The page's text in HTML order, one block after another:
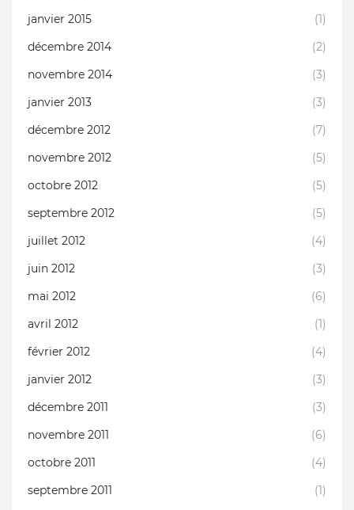
janvier 2015
(1)
décembre 2014
(2)
novembre 2014
(3)
janvier 2013
(3)
décembre 2012
(7)
novembre 2012
(5)
octobre 2012
(5)
septembre 2012
(5)
juillet 2012
(4)
juin 2012
(3)
mai 2012
(6)
avril 2012
(1)
février 2012
(4)
janvier 2012
(3)
décembre 2011
(3)
novembre 2011
(6)
octobre 2011
(4)
septembre 2011
(1)